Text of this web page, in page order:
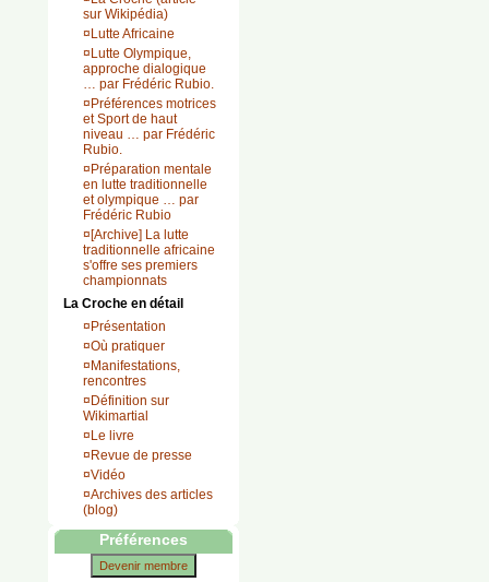
sur Wikipédia)
¤ Lutte Africaine
¤ Lutte Olympique,
approche dialogique
… par Frédéric Rubio.
¤ Préférences motrices
et Sport de haut
niveau … par Frédéric
Rubio.
¤ Préparation mentale
en lutte traditionnelle
et olympique … par
Frédéric Rubio
¤[Archive] La lutte
traditionnelle africaine
s'offre ses premiers
championnats
La Croche en détail
¤ Présentation
¤Où pratiquer
¤ Manifestations,
rencontres
¤ Définition sur
Wikimartial
¤ Le livre
¤ Revue de presse
¤Vidéo
¤Archives des articles
(blog)
Préférences
Devenir membre